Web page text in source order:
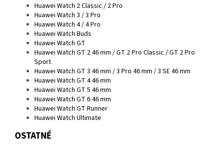
Huawei Watch 2 Classic / 2 Pro
Huawei Watch 3 / 3 Pro
Huawei Watch 4 / 4 Pro
Huawei Watch Buds
Huawei Watch GT
Huawei Watch GT 2 46 mm / GT 2 Pro Classic / GT 2 Pro
Sport
Huawei Watch GT 3 46 mm / 3 Pro 46 mm / 3 SE 46 mm
Huawei Watch GT 4 46 mm
Huawei Watch GT 5 46 mm
Huawei Watch GT 6 46 mm
Huawei Watch GT Runner
Huawei Watch Ultimate
OSTATNÉ